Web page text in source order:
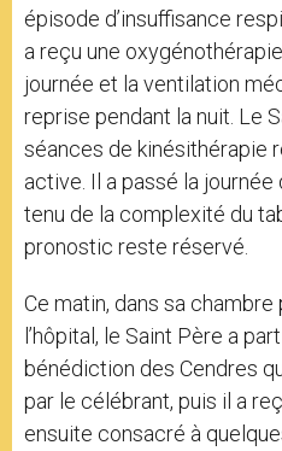
épisode d’insuffisance
a reçu une
journée et la ventilation
reprise pendant la nuit. Le
séances de kinésithérapie
active. Il a passé la
tenu de la complexité du
pronostic reste réservé.
Ce matin, dans sa
l’hôpital, le Saint Père a
bénédiction des Cendres
par le célébrant, puis il a
ensuite consacré à